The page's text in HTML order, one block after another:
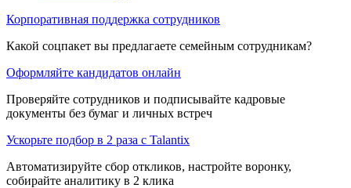
Корпоративная поддержка сотрудников
Какой соцпакет вы предлагаете семейным сотрудникам?
Оформляйте кандидатов онлайн
Проверяйте сотрудников и подписывайте кадровые
документы без бумаг и личных встреч
Ускорьте подбор в 2 раза с Talantix
Автоматизируйте сбор откликов, настройте воронку,
собирайте аналитику в 2 клика